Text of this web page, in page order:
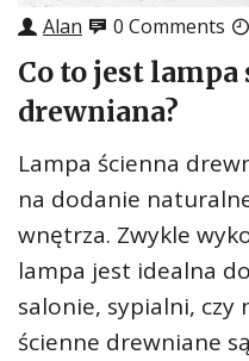
Alan 0 Comments
Co to jest lampa
drewniana?
Lampa ścienna
na dodanie
wnętrza. Zwykle
lampa jest idealna
salonie, sypialni, czy
ścienne drewniane